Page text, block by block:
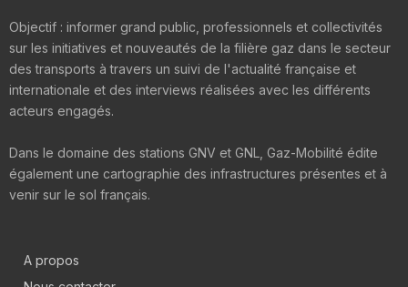
Objectif : informer grand public, professionnels et collectivités
sur les initiatives et nouveautés de la filière gaz dans le secteur
des transports à travers un suivi de l'actualité française et
internationale et des interviews réalisées avec les différents
acteurs engagés.
Dans le domaine des stations GNV et GNL, Gaz-Mobilité édite
également une cartographie des infrastructures présentes et à
venir sur le sol français.
A propos